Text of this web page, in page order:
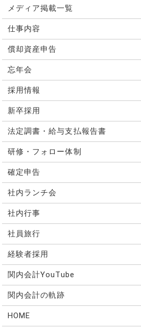
メディア掲載一覧
仕事内容
償却資産申告
忘年会
採用情報
新卒採用
法定調書・給与支払報告書
研修・フォロー体制
確定申告
社内ランチ会
社内行事
社員旅行
経験者採用
関内会計YouTube
関内会計の軌跡
HOME